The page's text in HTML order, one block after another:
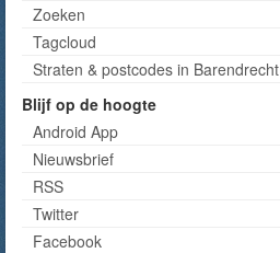
Zoeken
Tagcloud
Straten & postcodes in Barendrecht
Blijf op de hoogte
Android App
Nieuwsbrief
RSS
Twitter
Facebook